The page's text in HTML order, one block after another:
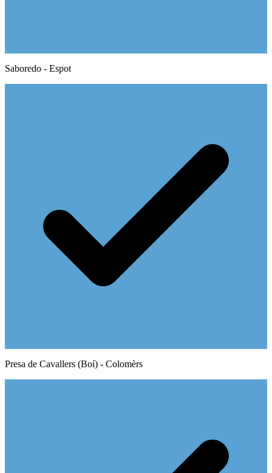
Saboredo - Espot
Presa de Cavallers (Boí) - Colomèrs